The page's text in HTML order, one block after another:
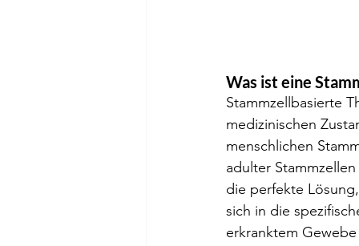
Was ist eine
Stammzellbasierte
medizinischen
menschlichen
adulter
die perfekte
sich in die
erkranktem